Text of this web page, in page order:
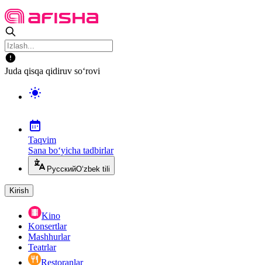
Juda qisqa qidiruv so‘rovi
Taqvim
Sana bo‘yicha tadbirlar
РусскийO‘zbek tili
Kirish
Kino
Konsertlar
Mashhurlar
Teatrlar
Restoranlar